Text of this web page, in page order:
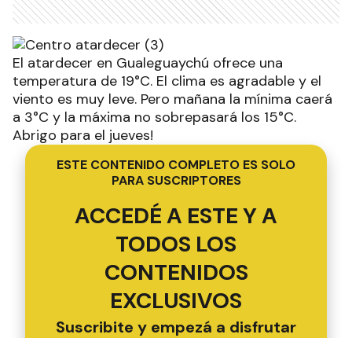
El atardecer en Gualeguaychú ofrece una
temperatura de 19°C. El clima es agradable y el
viento es muy leve. Pero mañana la mínima caerá
a 3°C y la máxima no sobrepasará los 15°C.
Abrigo para el jueves!
ESTE CONTENIDO COMPLETO ES SOLO
PARA SUSCRIPTORES
ACCEDÉ A ESTE Y A
TODOS LOS
CONTENIDOS
EXCLUSIVOS
Suscribite y empezá a disfrutar